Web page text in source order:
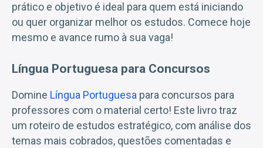
prático e objetivo é ideal para quem está iniciando
ou quer organizar melhor os estudos. Comece hoje
mesmo e avance rumo à sua vaga!
Língua Portuguesa para Concursos
Domine Língua Portuguesa para concursos para
professores com o material certo! Este livro traz
um roteiro de estudos estratégico, com análise dos
temas mais cobrados, questões comentadas e